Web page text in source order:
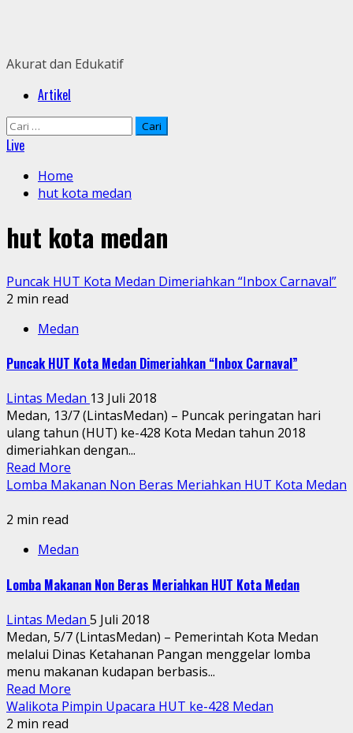
Akurat dan Edukatif
PrimaryArtikel
Cari
untuk:
Live
Home
hut kota medan
hut kota medan
Puncak HUT Kota Medan Dimeriahkan “Inbox Carnaval”
2 min read
Medan
Puncak HUT Kota Medan Dimeriahkan “Inbox Carnaval”
Lintas Medan 13 Juli 2018
Medan, 13/7 (LintasMedan) – Puncak peringatan hari
ulang tahun (HUT) ke-428 Kota Medan tahun 2018
dimeriahkan dengan...
Read More
Lomba Makanan Non Beras Meriahkan HUT Kota Medan
2 min read
Medan
Lomba Makanan Non Beras Meriahkan HUT Kota Medan
Lintas Medan 5 Juli 2018
Medan, 5/7 (LintasMedan) – Pemerintah Kota Medan
melalui Dinas Ketahanan Pangan menggelar lomba
menu makanan kudapan berbasis...
Read More
Walikota Pimpin Upacara HUT ke-428 Medan
2 min read